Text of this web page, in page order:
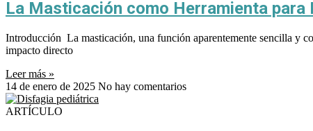
La Masticación como Herramienta
Introducción La masticación, una función aparentemente sencilla y
impacto directo
Leer más »
14 de enero de 2025 No hay comentarios
ARTÍCULO